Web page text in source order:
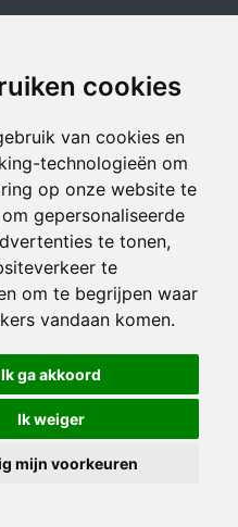
cookies
van cookies en
technologieën om
op onze website te
gepersonaliseerde
te tonen,
te
om te begrijpen waar
vandaan komen.
Ik ga akkoord
Ik weiger
mijn voorkeuren
|Website door FalcoTravel
met